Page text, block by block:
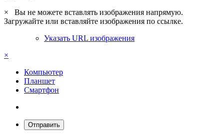
×
Вы не можете вставлять изображения напрямую.
Загружайте или вставляйте изображения по ссылке.
Указать URL изображения
×
Компьютер
Планшет
Смартфон
Отправить